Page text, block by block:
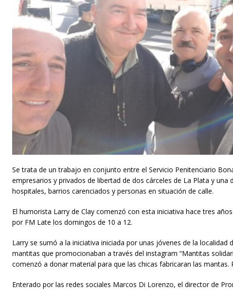
Se trata de un trabajo en conjunto entre el Servicio Penitenciario
empresarios y privados de libertad de dos cárceles de La Plata y
hospitales, barrios carenciados y personas en situación de calle.
El humorista Larry de Clay comenzó con esta iniciativa hace tres
por FM Late los domingos de 10 a 12.
Larry se sumó a la iniciativa iniciada por unas jóvenes de la
mantitas que promocionaban a través del instagram “Mantitas
comenzó a donar material para que las chicas fabricaran las
Enterado por las redes sociales Marcos Di Lorenzo, el director de